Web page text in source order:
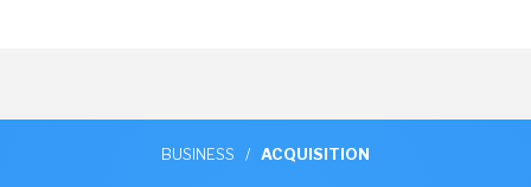
BUSINESS / ACQUISITION